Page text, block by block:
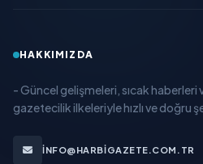
HAKKIMIZDA
- Güncel gelişmeleri, sıcak haberleri
gazetecilik ilkeleriyle hızlı ve doğru
INFO@HARBIGAZETE.COM.TR